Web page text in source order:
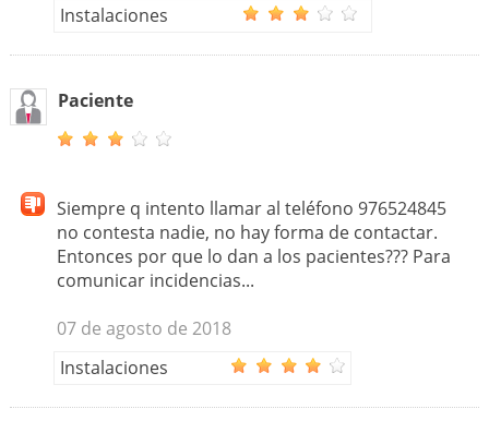
Instalaciones
Paciente
Siempre q intento llamar al teléfono 976524845
no contesta nadie, no hay forma de contactar.
Entonces por que lo dan a los pacientes??? Para
comunicar incidencias...
07 de agosto de 2018
Instalaciones